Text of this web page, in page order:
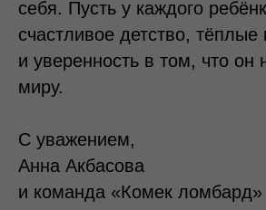
себя. Пусть у каждого
счастливое детство,
и уверенность в том, что он
миру.
С уважением,
Анна Акбасова
и команда «Комек ломбард»
АЛМАТЫ, ​9-Й МИКРОРАЙОН, 35
НАШИ ФИЛИАЛЫ